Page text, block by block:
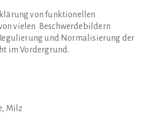
von funktionellen
vielen Beschwerdebildern
und Normalisierung der
im Vordergrund.
Milz